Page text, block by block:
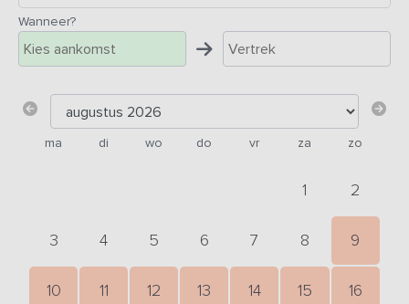
Wanneer?
ma di wo do vr za zo
1 2
3 4 5 6 7 8 9
10 11 12 13 14 15 16